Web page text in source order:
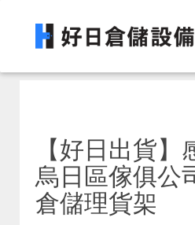
【好日出貨
烏日區傢俱公
倉儲理貨架